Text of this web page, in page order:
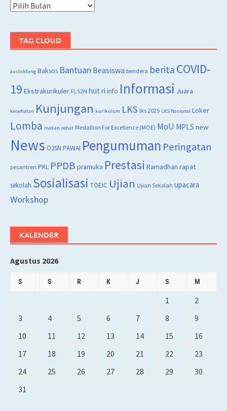
Arsip
TAG CLOUD
ausbildung Baksos Bantuan Beasiswa bendera berita COVID-
19 Ekstrakurikuler FLS2N hut ri info Informasi Juara
kesehatan Kunjungan kurikulum LKS lks 2025 LKS Nasional Loker
Lomba makan sehat Medallion For Excellence (MOE) MoU MPLS new
News O2SN PAWAI Pengumuman Peringatan
pesantren PKL PPDB pramuka Prestasi Ramadhan rapat
sekolah Sosialisasi TOEIC Ujian Ujian Sekolah upacara
Workshop
KALENDER
Agustus 2026
S S R K J S M
1
2
3
4 5 6 7 8
9
10
11 12 13 14 15
16
17
18 19 20 21 22
23
24
25 26 27 28 29
30
31